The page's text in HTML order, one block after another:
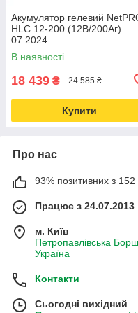
Акумулятор гелевий
HLC 12-200 (12В/200Аг)
07.2024
В наявності
18 439 ₴ 24 585 ₴
Купити
Про нас
93% позитивних з 152
Працює з 24.07.2013
м. Київ
Петропавлівська
Україна
Контакти
Сьогодні вихідний